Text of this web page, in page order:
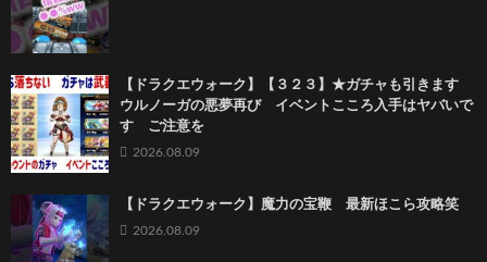
【ドラクエウォーク】【３２３】★ガチャも引きます
ウルノーガの悪夢再び イベントこころ入手はヤバいで
す ご注意を
2026.08.09
【ドラクエウォーク】魔力の宝鞭 最新ほこら攻略笑
2026.08.09